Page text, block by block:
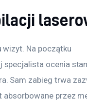
wizyt. Na początku
ocenia
Sam zabieg trwa
przez